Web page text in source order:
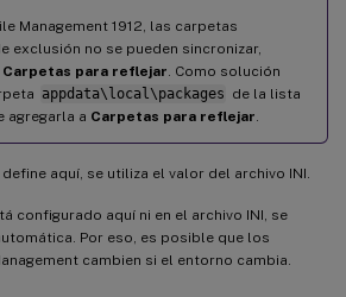
Management 1912, las carpetas
exclusión no se pueden sincronizar,
Carpetas para reflejar . Como solución
appdata\local\packages de la lista
agregarla a Carpetas para reflejar
aquí, se utiliza el valor del archivo INI.
configurado aquí ni en el archivo INI, se
Por eso, es posible que los
cambien si el entorno cambia.